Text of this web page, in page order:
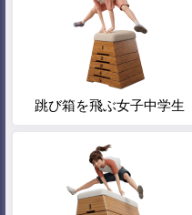
跳び箱を飛ぶ女子中学生